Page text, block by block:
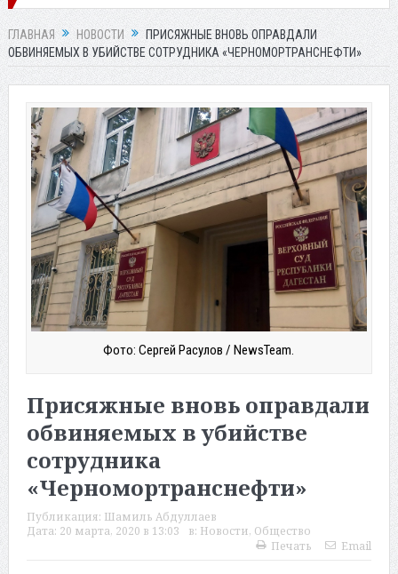
ГЛАВНАЯ НОВОСТИ
ПРИСЯЖНЫЕ ВНОВЬ ОПРАВДАЛИ
ОБВИНЯЕМЫХ В УБИЙСТВЕ СОТРУДНИКА «ЧЕРНОМОРТРАНСНЕФТИ»
Фото: Сергей Расулов / NewsTeam.
Присяжные вновь оправдали
обвиняемых в убийстве
сотрудника
«Черномортранснефти»
Публикация: Шамиль Абдуллаев
Дата: 20 марта, 2020 в 13:03 в: Новости, Общество
Печать
Email